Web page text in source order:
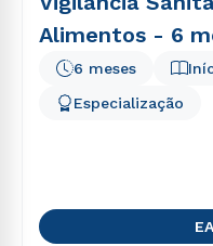
Alimentos - 6
6 meses
Especialização